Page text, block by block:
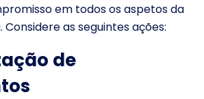
em todos os aspetos da
as seguintes ações:
de